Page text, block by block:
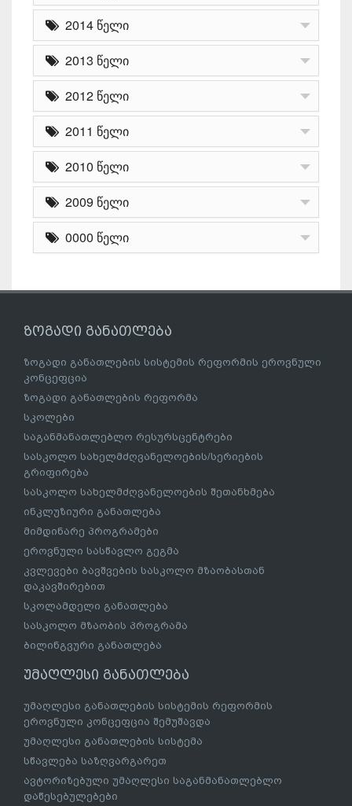
2014 წელი
2013 წელი
2012 წელი
2011 წელი
2010 წელი
2009 წელი
0000 წელი
ზოგადი განათლება
ზოგადი განათლების სისტემის რეფორმის ეროვნული
კონცეფცია
ზოგადი განათლების რეფორმა
სკოლები
საგანმანათლებლო რესურსცენტრები
სასკოლო სახელმძღვანელოების/სერიების
გრიფირება
სასკოლო სახელმძღვანელოების შეთანხმება
ინკლუზიური განათლება
მიმდინარე პროგრამები
ეროვნული სასწავლო გეგმა
კვლევები ბავშვების სასკოლო მზაობასთან
დაკავშირებით
სკოლამდელი განათლება
სასკოლო მზაობის პროგრამა
ბილინგვური განათლება
უმაღლესი განათლება
უმაღლესი განათლების სისტემის რეფორმის
ეროვნული კონცეფცია შემუშავდა
უმაღლესი განათლების სისტემა
სწავლება საზღვარგარეთ
ავტორიზებული უმაღლესი საგანმანათლებლო
დაწესებულებები